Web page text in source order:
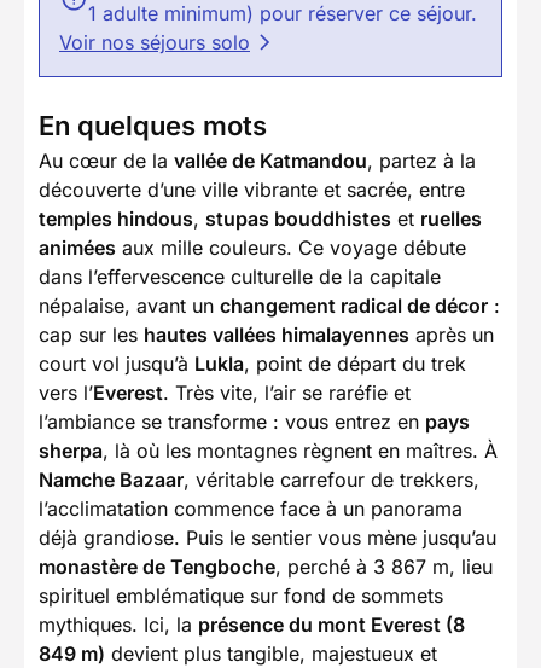
1 adulte minimum) pour réserver ce séjour.
Voir nos séjours solo
En quelques mots
Au cœur de la vallée de Katmandou, partez à la
découverte d’une ville vibrante et sacrée, entre
temples hindous, stupas bouddhistes et ruelles
animées aux mille couleurs. Ce voyage débute
dans l’effervescence culturelle de la capitale
népalaise, avant un changement radical de décor :
cap sur les hautes vallées himalayennes après un
court vol jusqu’à Lukla, point de départ du trek
vers l’Everest. Très vite, l’air se raréfie et
l’ambiance se transforme : vous entrez en pays
sherpa, là où les montagnes règnent en maîtres. À
Namche Bazaar, véritable carrefour de trekkers,
l’acclimatation commence face à un panorama
déjà grandiose. Puis le sentier vous mène jusqu’au
monastère de Tengboche, perché à 3 867 m, lieu
spirituel emblématique sur fond de sommets
mythiques. Ici, la présence du mont Everest (8
849 m) devient plus tangible, majestueux et